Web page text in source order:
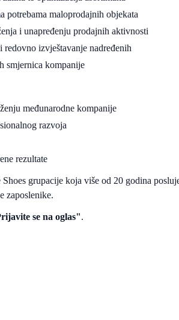
potrebama maloprodajnih objekata
i unapređenju prodajnih aktivnosti
redovno izvještavanje nadređenih
smjernica kompanije
međunarodne kompanije
razvoja
rezultate
grupacije koja više od 20 godina
zaposlenike.
se na oglas".